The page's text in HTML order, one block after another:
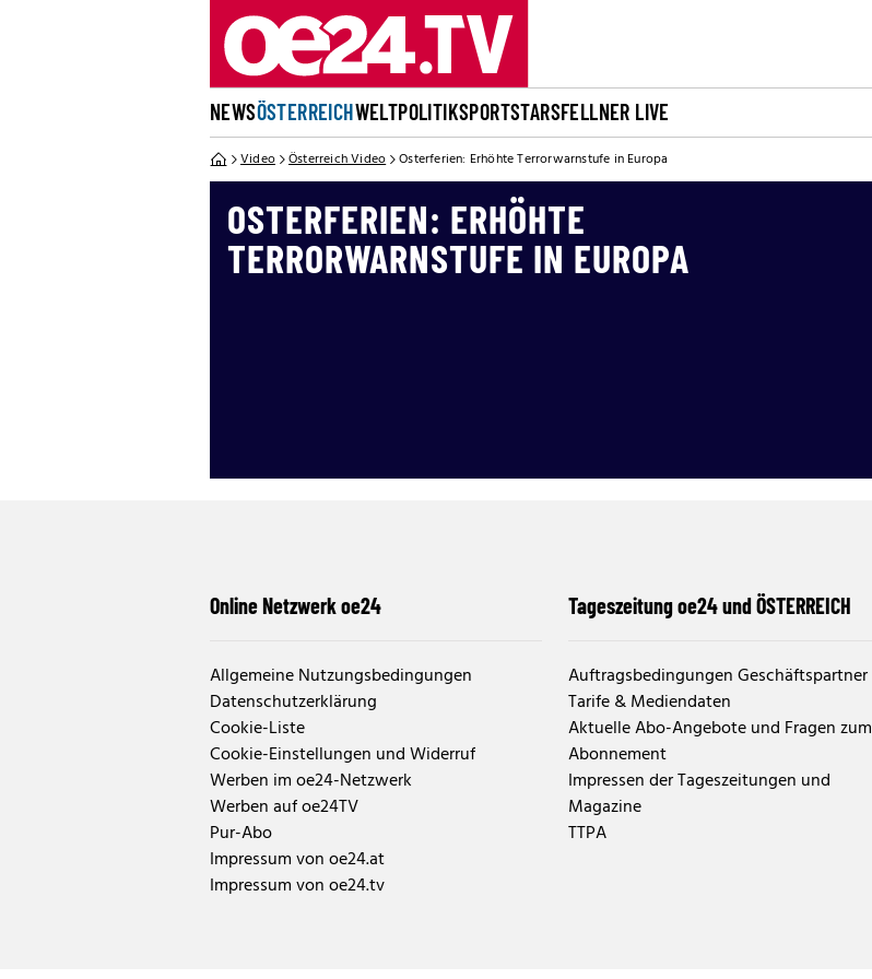
NEWSÖSTERREICHWELTPOLITIKSPORTSTARSFELLNER LIVE
Video Österreich Video Osterferien: Erhöhte Terrorwarnstufe in Europa
OSTERFERIEN: ERHÖHTE
TERRORWARNSTUFE IN EUROPA
Online Netzwerk oe24
Allgemeine Nutzungsbedingungen
Datenschutzerklärung
Cookie-Liste
Cookie-Einstellungen und Widerruf
Werben im oe24-Netzwerk
Werben auf oe24TV
Pur-Abo
Impressum von oe24.at
Impressum von oe24.tv
Tageszeitung oe24 und ÖSTERREICH
Auftragsbedingungen Geschäftspartner
Tarife & Mediendaten
Aktuelle Abo-Angebote und Fragen zum
Abonnement
Impressen der Tageszeitungen und
Magazine
TTPA